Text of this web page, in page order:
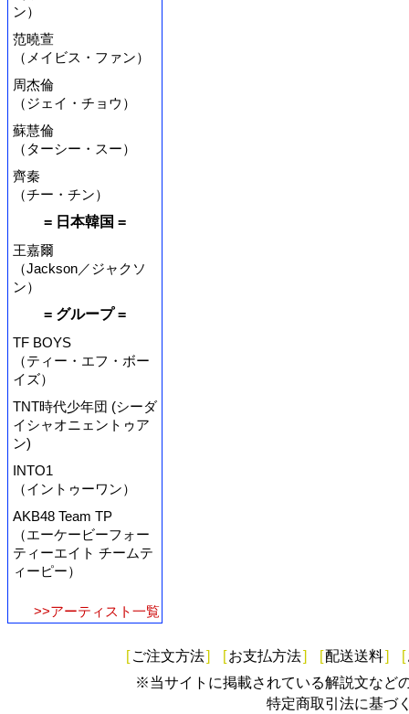
ン）
范曉萱
（メイビス・ファン）
周杰倫
（ジェイ・チョウ）
蘇慧倫
（ターシー・スー）
齊秦
（チー・チン）
= 日本韓国 =
王嘉爾
（Jackson／ジャクソ
ン）
= グループ =
TF BOYS
（ティー・エフ・ボー
イズ）
TNT時代少年団 (シーダ
イシャオニェントゥア
ン)
INTO1
（イントゥーワン）
AKB48 Team TP
（エーケービーフォー
ティーエイト チームテ
ィーピー）
>>アーティスト一覧
[ ご注文方法] [お支払方法] [配送送料] [
※当サイトに掲載されている解説文など
特定商取引法に基づ